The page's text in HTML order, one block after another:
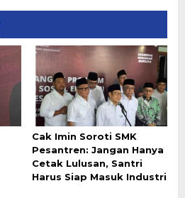
Cak Imin Soroti SMK
Pesantren: Jangan Hanya
Cetak Lulusan, Santri
Harus Siap Masuk Industri